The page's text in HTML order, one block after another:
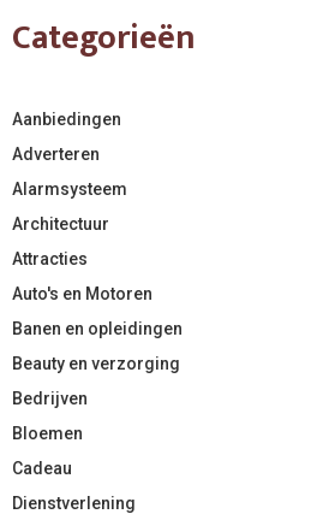
Categorieën
Aanbiedingen
Adverteren
Alarmsysteem
Architectuur
Attracties
Auto's en Motoren
Banen en opleidingen
Beauty en verzorging
Bedrijven
Bloemen
Cadeau
Dienstverlening